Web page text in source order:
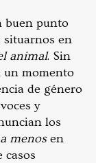
buen punto
situarnos en
animal. Sin
un momento
de género
y
los
menos en